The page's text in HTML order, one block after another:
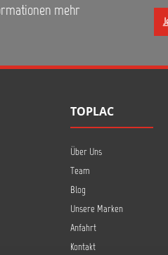
mehr
TOPLAC
Über Uns
Team
Blog
Unsere Marken
Anfahrt
Kontakt